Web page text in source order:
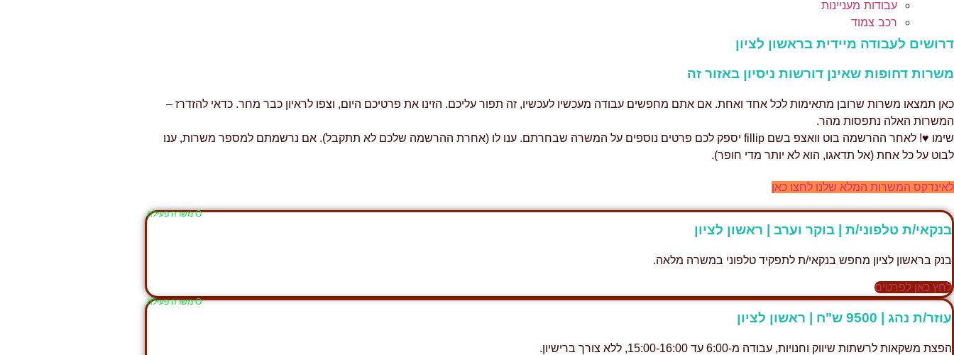
עבודות מעניינות
רכב צמוד
דרושים לעבודה מיידית בראשון לציון
משרות דחופות שאינן דורשות ניסיון באזור זה
כאן תמצאו משרות שרובן מתאימות לכל אחד ואחת. אם אתם מחפשים עבודה מעכשיו לעכשיו, זה תפור עליכם. הזינו את פרטיכם היום, וצפו לראיון כבר מחר. כדאי להזדרז –
המשרות האלה נתפסות מהר.
שימו ♥! לאחר ההרשמה בוט וואצפ בשם fillip יספק לכם פרטים נוספים על המשרה שבחרתם. ענו לו (אחרת ההרשמה שלכם לא תתקבל). אם נרשמתם למספר משרות, ענו
לבוט על כל אחת (אל תדאגו, הוא לא יותר מדי חופר).
לאינדקס המשרות המלא שלנו לחצו כאן
Ο משרה פעילה
בנקאי/ת טלפוני/ת | בוקר וערב | ראשון לציון
בנק בראשון לציון מחפש בנקאי/ת לתפקיד טלפוני במשרה מלאה.
לחץ כאן לפרטים
Ο משרה פעילה
עוזר/ת נהג | 9500 ש"ח | ראשון לציון
הפצת משקאות לרשתות שיווק וחנויות, עבודה מ-6:00 עד 15:00-16:00, ללא צורך ברישיון.